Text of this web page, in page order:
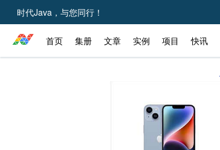
时代Java，与您同行！
首页 集册 文章 实例 项目 快讯